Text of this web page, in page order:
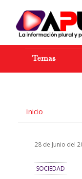
Temas
Inicio
28 de Junio del
SOCIEDAD